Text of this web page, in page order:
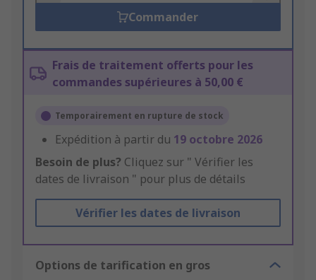
Commander
Frais de traitement offerts pour les
commandes supérieures à 50,00 €
Temporairement en rupture de stock
Expédition à partir du 19 octobre 2026
Besoin de plus? Cliquez sur " Vérifier les
dates de livraison " pour plus de détails
Vérifier les dates de livraison
Options de tarification en gros